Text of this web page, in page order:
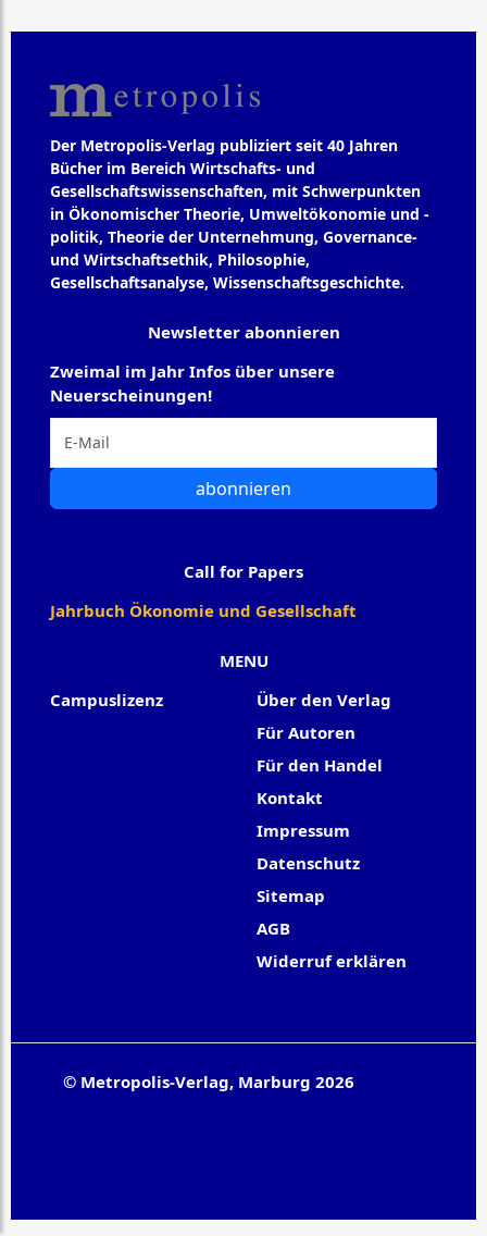
Der Metropolis-Verlag publiziert seit 40 Jahren
Bücher im Bereich Wirtschafts- und
Gesellschaftswissenschaften, mit Schwerpunkten
in Ökonomischer Theorie, Umweltökonomie und -
politik, Theorie der Unternehmung, Governance-
und Wirtschaftsethik, Philosophie,
Gesellschaftsanalyse, Wissenschaftsgeschichte.
MENU
Campuslizenz
Über den Verlag
Für Autoren
Für den Handel
Kontakt
Impressum
Datenschutz
Sitemap
AGB
Widerruf erklären
Newsletter abonnieren
Zweimal im Jahr Infos über unsere
Neuerscheinungen!
abonnieren
Call for Papers
Jahrbuch Ökonomie und Gesellschaft
© Metropolis-Verlag, Marburg 2026